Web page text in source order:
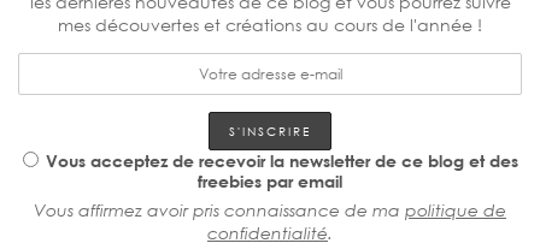
mes découvertes et créations au cours de l'année !
Vous acceptez de recevoir la newsletter de ce blog et des
freebies par email
Vous affirmez avoir pris connaissance de ma politique de
confidentialité.